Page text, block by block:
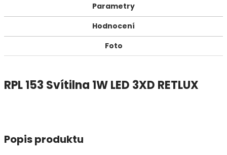
Parametry
Hodnocení
Foto
RPL 153 Svítilna 1W LED 3XD RETLUX
Popis produktu